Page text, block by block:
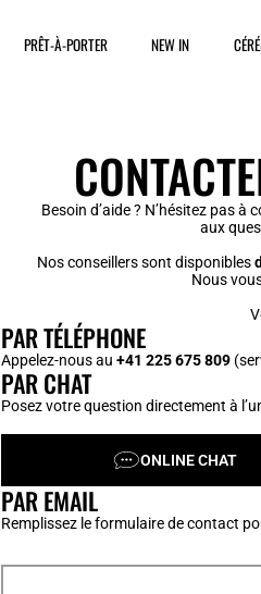
PRÊT-À-PORTER NEW IN
Besoin d’aide ? N’hésitez pas à
aux
Nos conseillers sont disponibles
Nous
PAR TÉLÉPHONE
Appelez-nous au +41 225 675 809
PAR CHAT
Posez votre question directement à
ONLINE CHAT
PAR EMAIL
Remplissez le formulaire de contact